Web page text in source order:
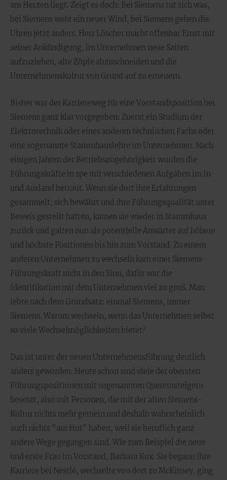
am Herzen liegt. Zeigt es doch: Bei Siemens tut sich was,
bei Siemens weht ein neuer Wind, bei Siemens gehen die
Uhren jetzt anders. Herr Löscher macht offenbar Ernst mit
seiner Ankündigung, im Unternehmen neue Saiten
aufzuziehen, alte Zöpfe abzuschneiden und die
Unternehmenskultur von Grund auf zu erneuern.
Bisher war der Karriereweg für eine Vorstandsposition bei
Siemens ganz klar vorgegeben: Zuerst ein Studium der
Elektrotechnik oder eines anderen technischen Fachs oder
eine sogenannte Stammhauslehre im Unternehmen. Nach
einigen Jahren der Betriebszugehörigkeit wurden die
Führungskräfte in spe mit verschiedenen Aufgaben im In-
und Ausland betraut. Wenn sie dort ihre Erfahrungen
gesammelt, sich bewährt und ihre Führungsqualität unter
Beweis gestellt hatten, kamen sie wieder in Stammhaus
zurück und galten nun als potentielle Anwärter auf höhere
und höchste Positionen bis hin zum Vorstand. Zu einem
anderen Unternehmen zu wechseln kam einer Siemens-
Führungskraft nicht in den Sinn, dafür war die
Identifikation mit dem Unternehmen viel zu groß. Man
lebte nach dem Grundsatz: einmal Siemens, immer
Siemens. Warum wechseln, wenn das Unternehmen selbst
so viele Wechselmöglichkeiten bietet?
Das ist unter der neuen Unternehmensführung deutlich
anders geworden. Heute schon sind viele der obersten
Führungspositionen mit sogenannten Quereinsteigern
besetzt, also mit Personen, die mit der alten Siemens-
Kultur nichts mehr gemein und deshalb wahrscheinlich
auch nichts "am Hut" haben, weil sie beruflich ganz
andere Wege gegangen sind. Wie zum Beispiel die neue
und erste Frau im Vorstand, Barbara Kux. Sie begann ihre
Karriere bei Nestlé, wechselte von dort zu McKinsey, ging